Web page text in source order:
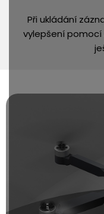
Při ukládání
vylepšení